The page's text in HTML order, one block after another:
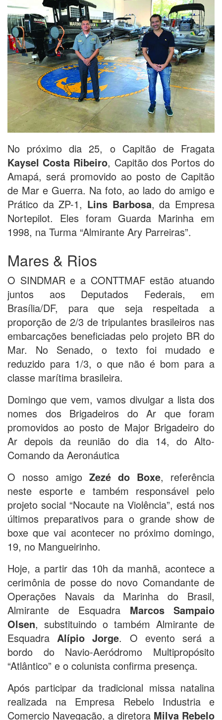
No próximo dia 25, o Capitão de Fragata
Kaysel Costa Ribeiro, Capitão dos Portos do
Amapá, será promovido ao posto de Capitão
de Mar e Guerra. Na foto, ao lado do amigo e
Prático da ZP-1, Lins Barbosa, da Empresa
Nortepilot. Eles foram Guarda Marinha em
1998, na Turma “Almirante Ary Parreiras”.
Mares & Rios
O SINDMAR e a CONTTMAF estão atuando
juntos aos Deputados Federais, em
Brasília/DF, para que seja respeitada a
proporção de 2/3 de tripulantes brasileiros nas
embarcações beneficiadas pelo projeto BR do
Mar. No Senado, o texto foi mudado e
reduzido para 1/3, o que não é bom para a
classe marítima brasileira.
Domingo que vem, vamos divulgar a lista dos
nomes dos Brigadeiros do Ar que foram
promovidos ao posto de Major Brigadeiro do
Ar depois da reunião do dia 14, do Alto-
Comando da Aeronáutica
O nosso amigo Zezé do Boxe, referência
neste esporte e também responsável pelo
projeto social “Nocaute na Violência”, está nos
últimos preparativos para o grande show de
boxe que vai acontecer no próximo domingo,
19, no Mangueirinho.
Hoje, a partir das 10h da manhã, acontece a
cerimônia de posse do novo Comandante de
Operações Navais da Marinha do Brasil,
Almirante de Esquadra Marcos Sampaio
Olsen, substituindo o também Almirante de
Esquadra Alípio Jorge. O evento será a
bordo do Navio-Aeródromo Multipropósito
“Atlântico” e o colunista confirma presença.
Após participar da tradicional missa natalina
realizada na Empresa Rebelo Industria e
Comercio Navegação, a diretora Milva Rebelo